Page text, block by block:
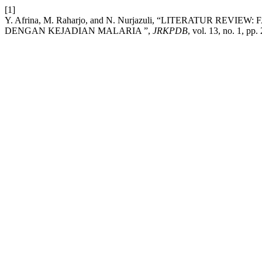
[1]
Y. Afrina, M. Raharjo, and N. Nurjazuli, “LITERATUR
DENGAN KEJADIAN MALARIA ”, JRKPDB, vol. 13, no. 1, pp.